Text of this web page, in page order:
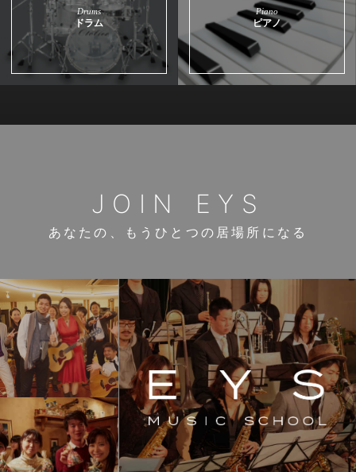
Drums
ドラム
Piano
ピアノ
JOIN EYS
あなたの、もうひとつの居場所になる